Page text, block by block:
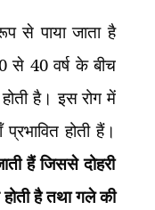
से पाया जाता है
40 वर्ष के बीच
है। इस रोग में
होती हैं।
हैं जिससे दोहरी
होती है तथा गले की